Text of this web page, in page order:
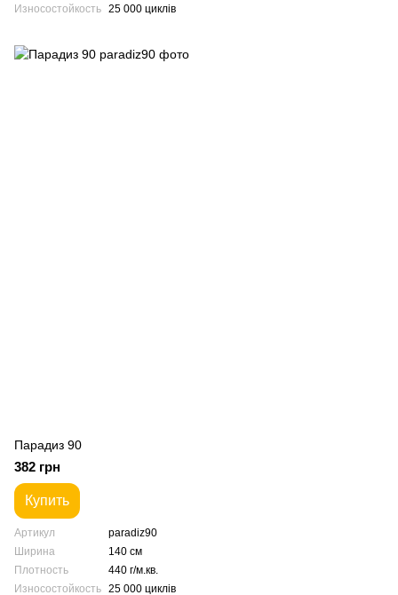
Износостойкость 25 000 циклів
Парадиз 90
382 грн
Купить
Артикул
paradiz90
Ширина
140 см
Плотность
440 г/м.кв.
Износостойкость 25 000 циклів